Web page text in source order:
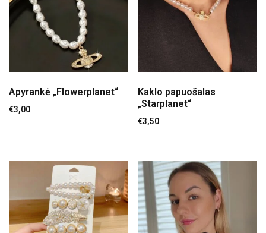
Apyrankė „Flowerplanet“
€3,00
Kaklo papuošalas
„Starplanet“
€3,50